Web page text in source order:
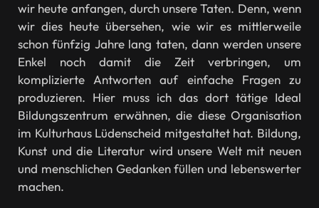
wir heute anfangen, durch unsere Taten. Denn, wenn
wir dies heute übersehen, wie wir es mittlerweile
schon fünfzig Jahre lang taten, dann werden unsere
Enkel noch damit die Zeit verbringen, um
komplizierte Antworten auf einfache Fragen zu
produzieren. Hier muss ich das dort tätige Ideal
Bildungszentrum erwähnen, die diese Organisation
im Kulturhaus Lüdenscheid mitgestaltet hat. Bildung,
Kunst und die Literatur wird unsere Welt mit neuen
und menschlichen Gedanken füllen und lebenswerter
machen.